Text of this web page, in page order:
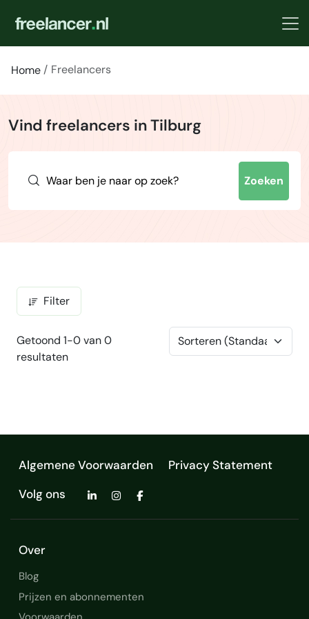
Home Freelancers
Vind freelancers in Tilburg
Zoeken
Filter
Getoond 1-0 van 0
resultaten
Algemene Voorwaarden
Privacy Statement
Volg ons
Over
Blog
Prijzen en abonnementen